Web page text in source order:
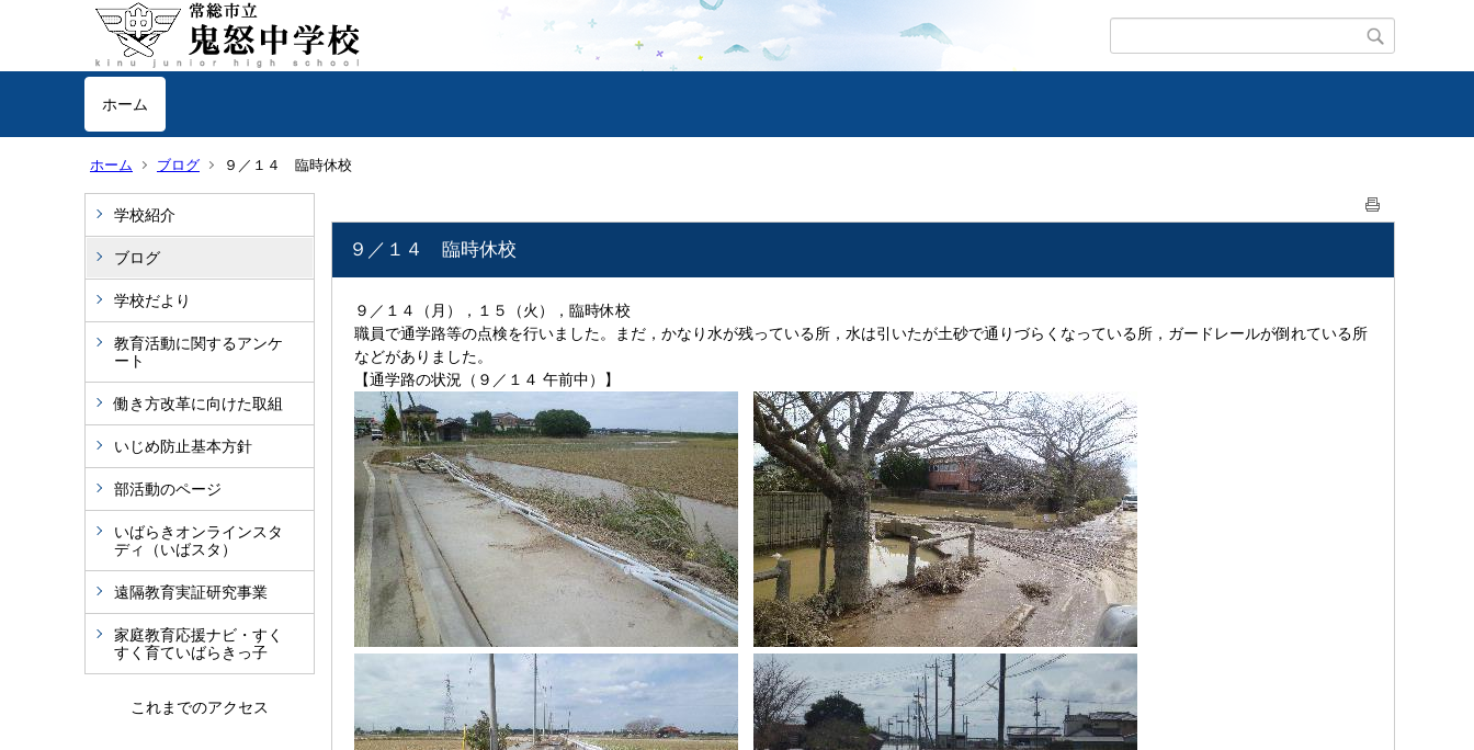
ホーム
ホーム ブログ ９／１４ 臨時休校
学校紹介
ブログ
学校だより
教育活動に関するアンケ
ート
働き方改革に向けた取組
いじめ防止基本方針
部活動のページ
いばらきオンラインスタ
ディ（いばスタ）
遠隔教育実証研究事業
家庭教育応援ナビ・すく
すく育ていばらきっ子
これまでのアクセス
９／１４ 臨時休校
９／１４（月），１５（火），臨時休校
職員で通学路等の点検を行いました。まだ，かなり水が残っている所，水は引いたが土砂で通りづらくなっている所，ガードレールが倒れている所
などがありました。
【通学路の状況（９／１４ 午前中）】